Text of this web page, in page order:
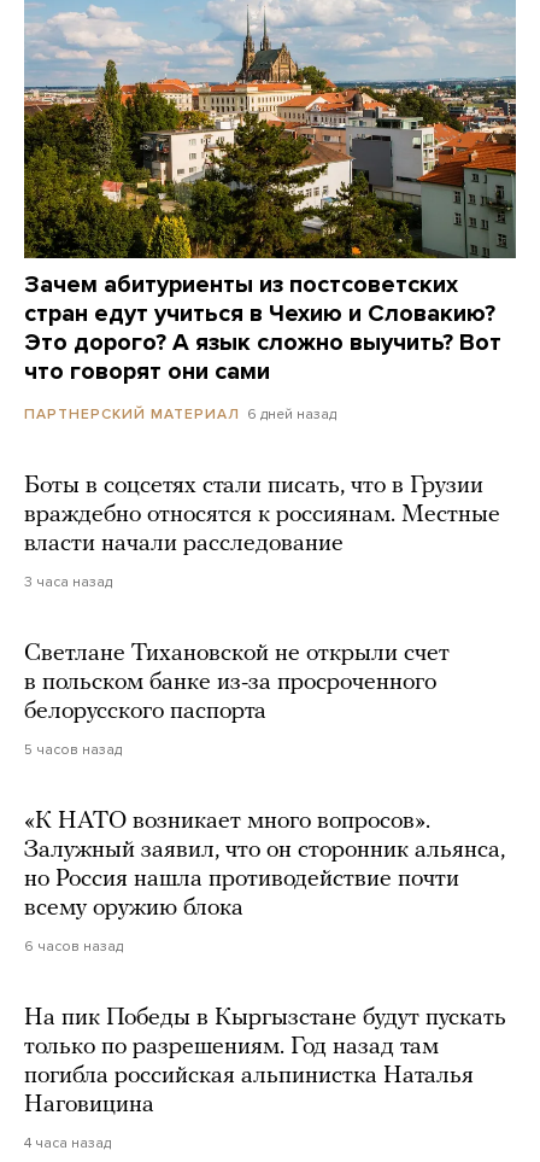
Зачем абитуриенты из постсоветских
стран едут учиться в Чехию и Словакию?
Это дорого? А язык сложно выучить? Вот
что говорят они сами
ПАРТНЕРСКИЙ МАТЕРИАЛ 6 дней назад
Боты в соцсетях стали писать, что в Грузии
враждебно относятся к россиянам. Местные
власти начали расследование
3 часа назад
Светлане Тихановской не открыли счет
в польском банке из-за просроченного
белорусского паспорта
5 часов назад
«К НАТО возникает много вопросов».
Залужный заявил, что он сторонник альянса,
но Россия нашла противодействие почти
всему оружию блока
6 часов назад
На пик Победы в Кыргызстане будут пускать
только по разрешениям. Год назад там
погибла российская альпинистка Наталья
Наговицина
4 часа назад